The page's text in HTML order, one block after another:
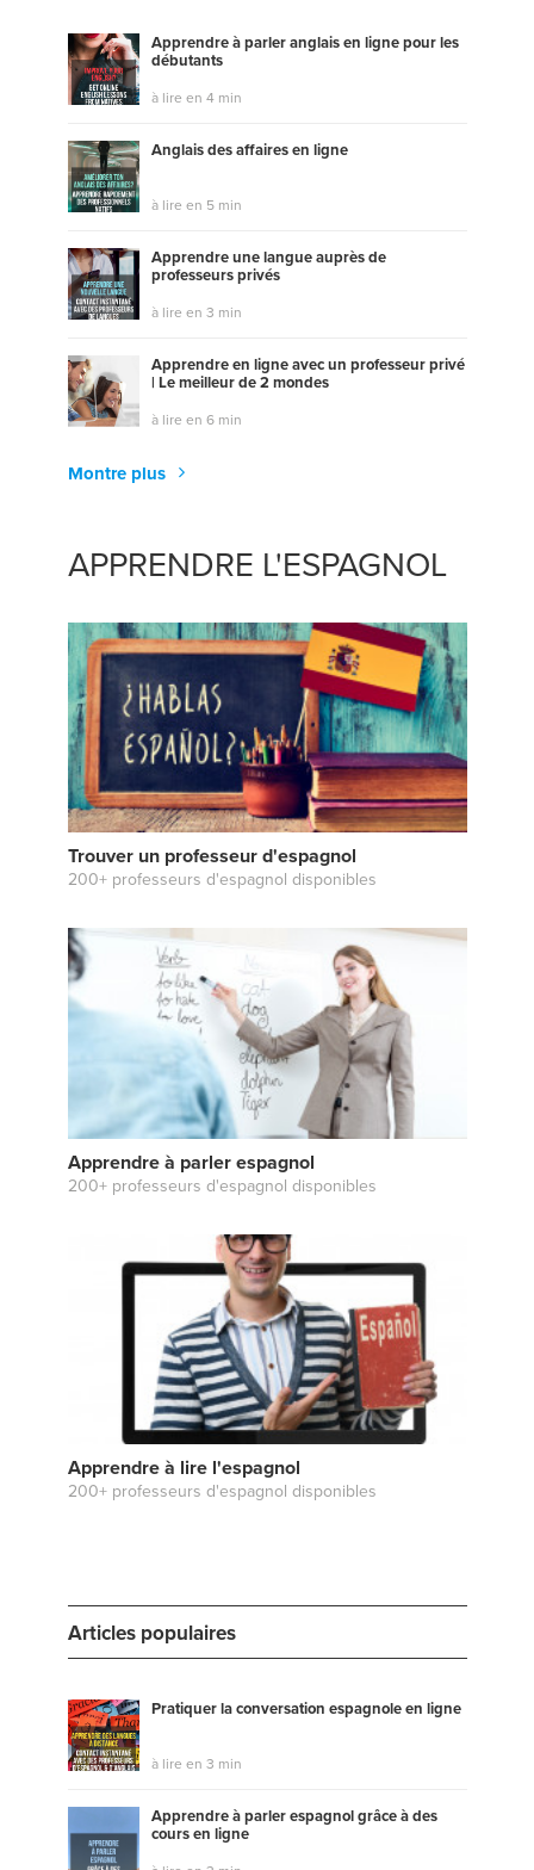
Apprendre à parler anglais en ligne pour les
débutants
à lire en 4 min
Anglais des affaires en ligne
à lire en 5 min
Apprendre une langue auprès de
professeurs privés
à lire en 3 min
Apprendre en ligne avec un professeur privé
| Le meilleur de 2 mondes
à lire en 6 min
Montre plus
APPRENDRE L'ESPAGNOL
Trouver un professeur d'espagnol
200+ professeurs d'espagnol disponibles
Apprendre à parler espagnol
200+ professeurs d'espagnol disponibles
Apprendre à lire l'espagnol
200+ professeurs d'espagnol disponibles
Articles populaires
Pratiquer la conversation espagnole en ligne
à lire en 3 min
Apprendre à parler espagnol grâce à des
cours en ligne